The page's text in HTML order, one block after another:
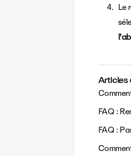
Le
Articles
FAQ :
FAQ :